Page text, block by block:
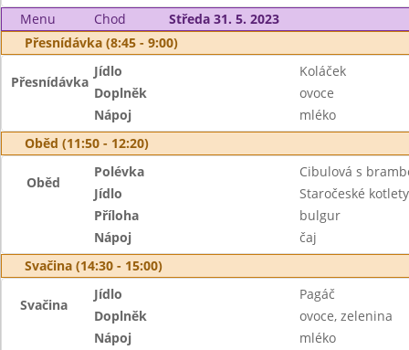
Menu
Chod
Středa 31. 5. 2023
Přesnídávka (8:45 - 9:00)
Přesnídávka
Jídlo
Koláček
Doplněk
ovoce
Nápoj
mléko
Oběd (11:50 - 12:20)
Oběd
Polévka
Cibulová s
Jídlo
Staročeské kotlety
Příloha
bulgur
Nápoj
čaj
Svačina (14:30 - 15:00)
Svačina
Jídlo
Pagáč
Doplněk
ovoce, zelenina
Nápoj
mléko